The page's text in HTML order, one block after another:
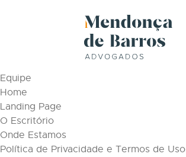
Equipe
Home
Landing Page
O Escritório
Onde Estamos
Política de Privacidade e Termos de Uso